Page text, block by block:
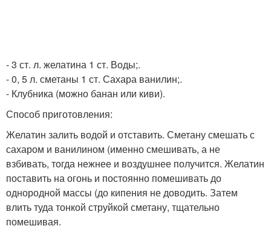
- 3 ст. л. желатина 1 ст. Воды;.
- 0, 5 л. сметаны 1 ст. Сахара ванилин;.
- Клубника (можно банан или киви).
Способ приготовления:
Желатин залить водой и отставить. Сметану смешать с
сахаром и ванилином (именно смешивать, а не
взбивать, тогда нежнее и воздушнее получится. Желатин
поставить на огонь и постоянно помешивать до
однородной массы (до кипения не доводить. Затем
влить туда тонкой струйкой сметану, тщательно
помешивая.